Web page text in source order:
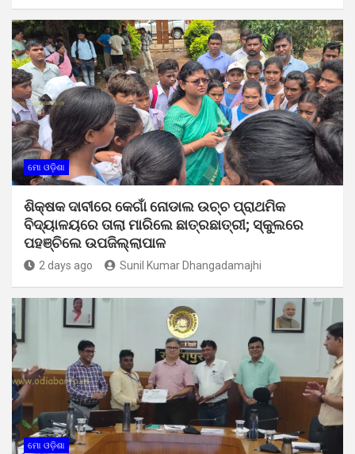
ମୋ ଓଡ଼ିଶା
ଶିକ୍ଷକ ଦାବୀରେ କେଗାଁ ନୋଡାଲ ଉଚ୍ଚ ପ୍ରାଥମିକ
ବିଦ୍ୟାଳୟରେ ତାଲା ମାରିଲେ ଛାତ୍ରଛାତ୍ରୀ; ସ୍କୁଲରେ
ପହଞ୍ଚିଲେ ଉପଜିଲ୍ଲାପାଳ
2 days ago Sunil Kumar Dhangadamajhi
ମୋ ଓଡ଼ିଶା